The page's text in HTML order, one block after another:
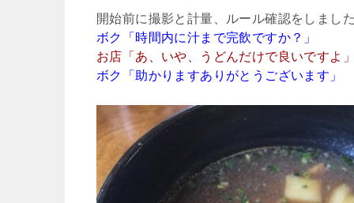
開始前に撮影と計量、ルール確認をしまし
ボク「時間内に汁まで完飲ですか？」
お店「あ、いや、うどんだけで良いですよ
ボク「助かりますありがとうございます」